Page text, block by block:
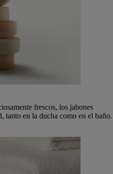
frescos, los jabones
tanto en la ducha como en el baño.